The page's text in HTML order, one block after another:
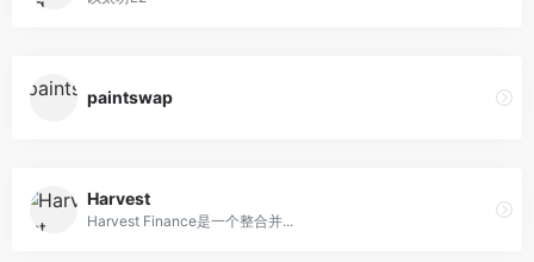
paintswap
Harvest
Harvest Finance是一个整合并...